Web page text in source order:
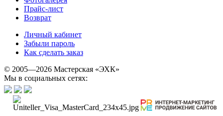
Прайс-лист
Возврат
Личный кабинет
Забыли пароль
Как сделать заказ
© 2005—2026 Мастерская «ЭХК»
Мы в социальных сетях: